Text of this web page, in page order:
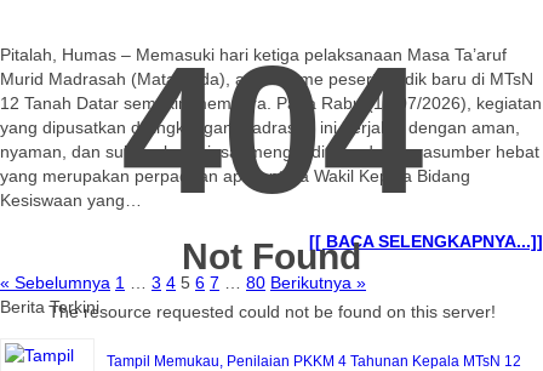
Pitalah, Humas – Memasuki hari ketiga pelaksanaan Masa Ta’aruf
Murid Madrasah (Matamuda), antusiasme peserta didik baru di MTsN
12 Tanah Datar semakin membara. Pada Rabu (14/07/2026), kegiatan
yang dipusatkan di lingkungan madrasah ini berjalan dengan aman,
nyaman, dan sukses luar biasa, menghadirkan dua narasumber hebat
yang merupakan perpaduan apik antara Wakil Kepala Bidang
Kesiswaan yang…
[[ BACA SELENGKAPNYA...]]
« Sebelumnya 1 3 4 5 6 7 80 Berikutnya »
Berita Terkini
Tampil Memukau, Penilaian PKKM 4 Tahunan Kepala MTsN 12
404
Not Found
The resource requested could not be found on this server!